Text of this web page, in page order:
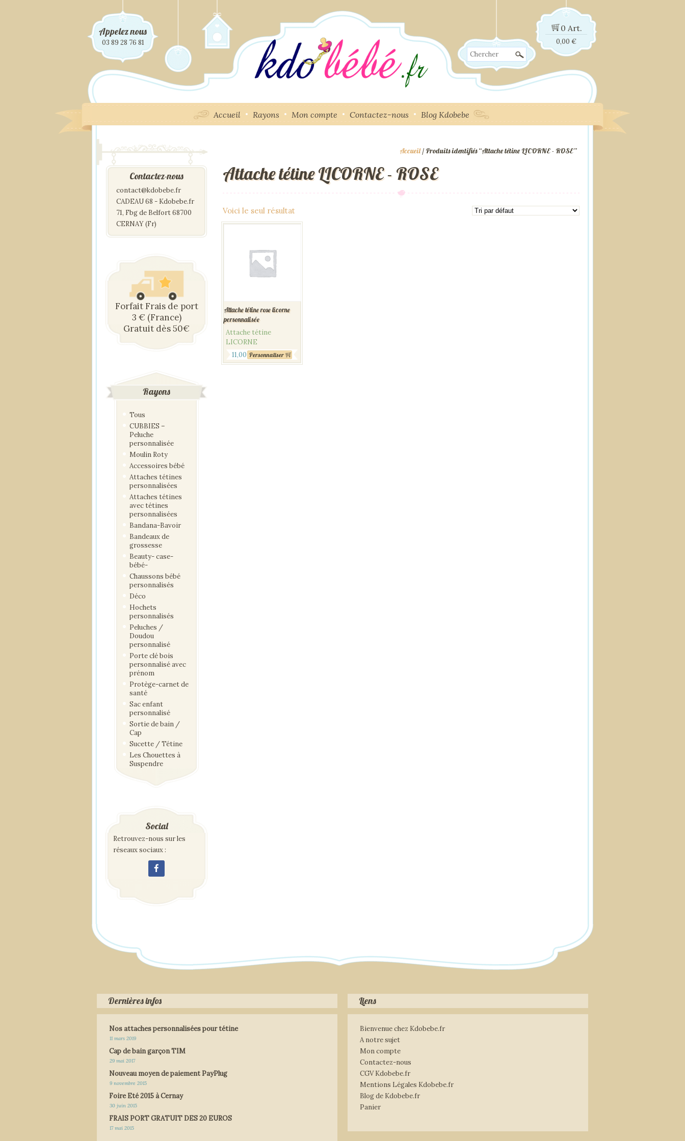
Appelez nous
03 89 28 76 81
Chercher
0 Art.
0,00 €
Accueil Rayons Mon compte Contactez-nous Blog Kdobebe
Accueil/ Produits identifiés “Attache tétine LICORNE - ROSE”
Attache tétine LICORNE - ROSE
Voici le seul résultat
Attache tétine rose licorne
personnalisée
Attache tétine
LICORNE
11,00 €
Personnaliser
Contactez-nous
contact@kdobebe.fr
CADEAU 68 - Kdobebe.fr
71, Fbg de Belfort 68700
CERNAY (Fr)
Forfait Frais de port
3 € (France)
Gratuit dès 50€
Rayons
Tous
CUBBIES –
Peluche
personnalisée
Moulin Roty
Accessoires bébé
Attaches tétines
personnalisées
Attaches tétines
avec tétines
personnalisées
Bandana-Bavoir
Bandeaux de
grossesse
Beauty- case-
bébé-
Chaussons bébé
personnalisés
Déco
Hochets
personnalisés
Peluches /
Doudou
personnalisé
Porte clé bois
personnalisé avec
prénom
Protège-carnet de
santé
Sac enfant
personnalisé
Sortie de bain /
Cap
Sucette / Tétine
Les Chouettes à
Suspendre
Social
Retrouvez-nous sur les
réseaux sociaux :
Dernières infos
Nos attaches personnalisées pour tétine
11 mars 2019
Cap de bain garçon TIM
29 mai 2017
Nouveau moyen de paiement PayPlug
9 novembre 2015
Foire Eté 2015 à Cernay
30 juin 2015
FRAIS PORT GRATUIT DES 20 EUROS
17 mai 2015
Liens
Bienvenue chez Kdobebe.fr
A notre sujet
Mon compte
Contactez-nous
CGV Kdobebe.fr
Mentions Légales Kdobebe.fr
Blog de Kdobebe.fr
Panier